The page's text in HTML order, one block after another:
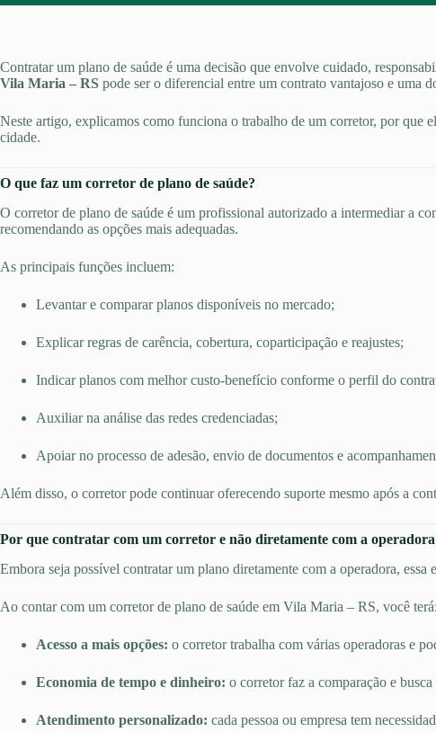
Contratar um plano de saúde é uma decisão que envolve cuidado,
Vila Maria – RS pode ser o diferencial entre um contrato vantajoso e uma
Neste artigo, explicamos como funciona o trabalho de um corretor, por que
cidade.
O que faz um corretor de plano de saúde?
O corretor de plano de saúde é um profissional autorizado a intermediar a
recomendando as opções mais adequadas.
As principais funções incluem:
Levantar e comparar planos disponíveis no mercado;
Explicar regras de carência, cobertura, coparticipação e reajustes;
Indicar planos com melhor custo-benefício conforme o perfil do
Auxiliar na análise das redes credenciadas;
Apoiar no processo de adesão, envio de documentos e
Além disso, o corretor pode continuar oferecendo suporte mesmo após a
Por que contratar com um corretor e não diretamente com a
Embora seja possível contratar um plano diretamente com a operadora,
Ao contar com um corretor de plano de saúde em Vila Maria – RS, você terá:
Acesso a mais opções: o corretor trabalha com várias operadoras e
Economia de tempo e dinheiro: o corretor faz a comparação e
Atendimento personalizado: cada pessoa ou empresa tem